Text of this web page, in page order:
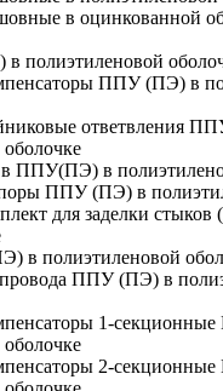
в оцинкованной
полиэтиленовой
ППУ (ПЭ) в
ответвления
ППУ(ПЭ) в
ППУ (ПЭ) в
для заделки
в полиэтиленовой
ППУ (ПЭ) в
1-
2-